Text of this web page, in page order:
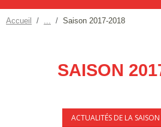
Accueil Saison 2017-2018
SAISON
ACTUALITÉS DE LA